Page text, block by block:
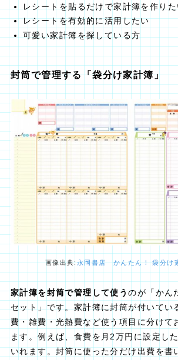
レシートを貼るだけで家計簿を作りた
レシートを有効的に活用したい
可愛い家計簿を探している方
封筒で管理する「袋分け家計簿」
画像出典:永岡書店 かんたん！ 袋分け
家計簿を封筒で管理して使うのが「かん
セット」です。家計簿に封筒が付いてい
費・雑費・光熱費など使う項目に分けて
ます。例えば、食費を月2万円に設定し
いれます。封筒に使った分だけ出費を書